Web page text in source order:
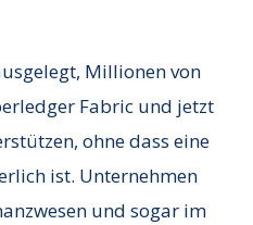
Millionen von
Fabric und jetzt
ohne dass eine
ist. Unternehmen
und sogar im